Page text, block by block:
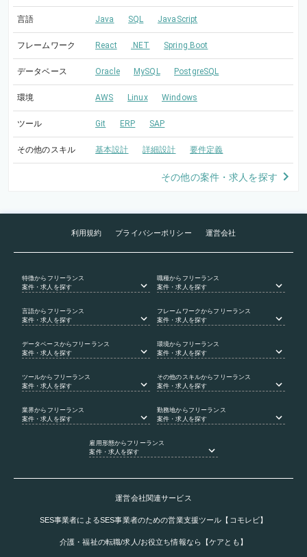
言語 Java SQL JavaScript
フレームワーク React .NET Spring Boot
データベース Oracle MySQL PostgreSQL
環境 AWS Linux Windows
ツール Git ERP SAP
その他のスキル 基本設計 詳細設計 要件定義
その他の案件・求人を探す
利用規約 プライバシーポリシー 運営会社
特徴からフリーランス
案件・求人を探す
職種からフリーランス
案件・求人を探す
言語からフリーランス
案件・求人を探す
フレームワークからフリーランス
案件・求人を探す
データベース からフリーランス
案件・求人を探す
環境からフリーランス
案件・求人を探す
ツールからフリーランス
案件・求人を探す
その他のスキルからフリーランス
案件・求人を探す
業界からフリーランス
案件・求人を探す
勤務地からフリーランス
案件・求人を探す
雇用形態からフリーランス
案件・求人を探す
運営会社関連サービス
SES事業者によるSES事業者のための営業支援ツール【コモレビ】
介護・福祉の転職/求人/お役立ち情報なら【ケアとも】